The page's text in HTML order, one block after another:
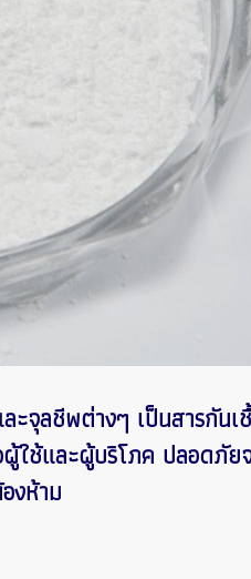
ชีพต่างๆ เป็นสารกันเ
ช้และผู้บริโภค ปลอดภัยจ
งห้าม